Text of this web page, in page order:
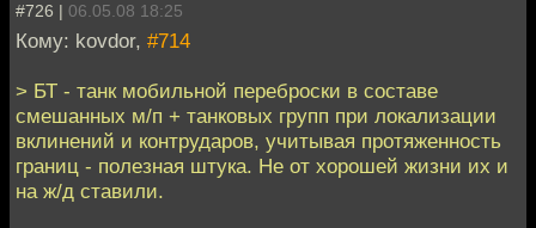
#726 | 06.05.08 18:25
Кому: kovdor, #714
> БТ - танк мобильной переброски в составе
смешанных м/п + танковых групп при локализации
вклинений и контрударов, учитывая протяженность
границ - полезная штука. Не от хорошей жизни их и
на ж/д ставили.